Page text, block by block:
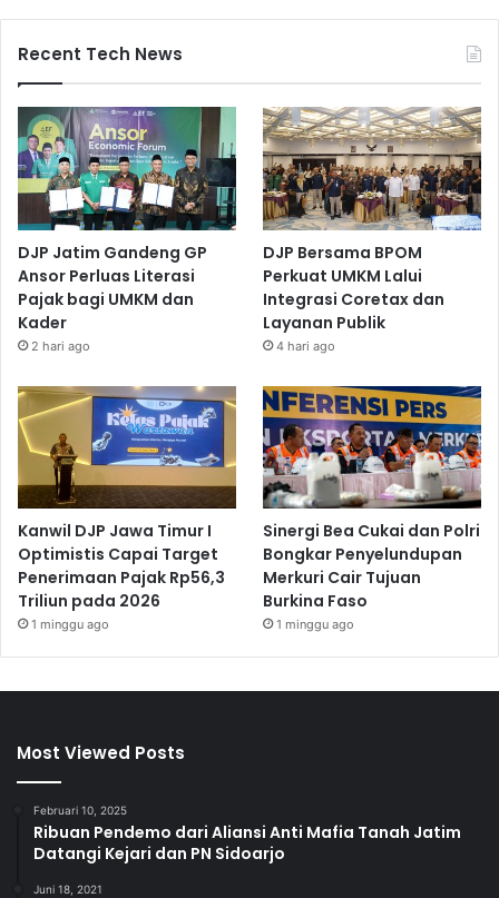
Recent Tech News
DJP Jatim Gandeng GP
Ansor Perluas Literasi
Pajak bagi UMKM dan
Kader
2 hari ago
DJP Bersama BPOM
Perkuat UMKM Lalui
Integrasi Coretax dan
Layanan Publik
4 hari ago
Kanwil DJP Jawa Timur I
Optimistis Capai Target
Penerimaan Pajak Rp56,3
Triliun pada 2026
1 minggu ago
Sinergi Bea Cukai dan Polri
Bongkar Penyelundupan
Merkuri Cair Tujuan
Burkina Faso
1 minggu ago
Most Viewed Posts
Februari 10, 2025
Ribuan Pendemo dari Aliansi Anti Mafia Tanah Jatim
Datangi Kejari dan PN Sidoarjo
Juni 18, 2021